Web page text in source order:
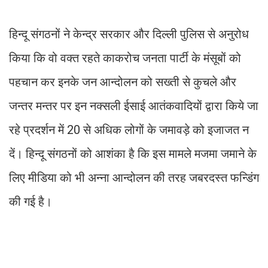
हिन्दू संगठनों ने केन्द्र सरकार और दिल्ली पुलिस से अनुरोध
किया कि वो वक्त रहते काकरोच जनता पार्टी के मंसूबों को
पहचान कर इनके जन आन्दोलन को सख्ती से कुचले और
जन्तर मन्तर पर इन नक्सली ईसाई आतंकवादियों द्वारा किये जा
रहे प्रदर्शन में 20 से अधिक लोगों के जमावड़े को इजाजत न
दें। हिन्दू संगठनों को आशंका है कि इस मामले मजमा जमाने के
लिए मीडिया को भी अन्ना आन्दोलन की तरह जबरदस्त फन्डिंग
की गई है।